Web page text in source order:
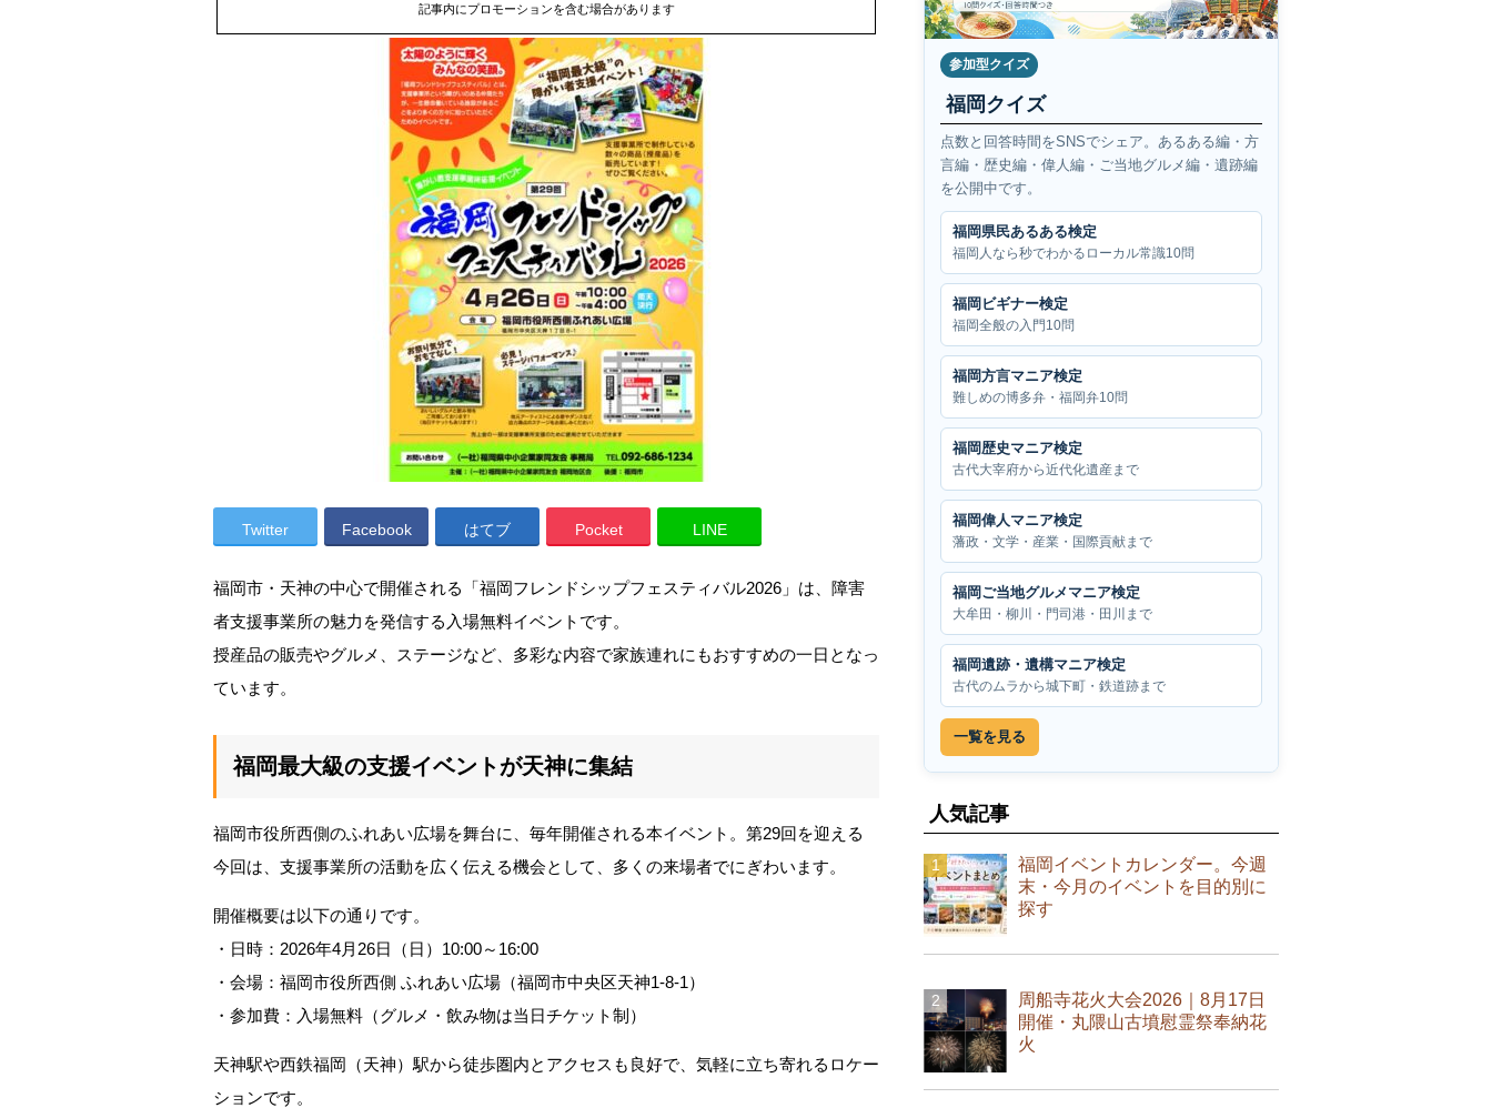
記事内にプロモーションを含む場合があります
Twitter Facebook はてブ Pocket LINE
福岡市・天神の中心で開催される「福岡フレンドシップフェスティバル2026」は、障害
者支援事業所の魅力を発信する入場無料イベントです。
授産品の販売やグルメ、ステージなど、多彩な内容で家族連れにもおすすめの一日となっ
ています。
福岡最大級の支援イベントが天神に集結
福岡市役所西側のふれあい広場を舞台に、毎年開催される本イベント。第29回を迎える
今回は、支援事業所の活動を広く伝える機会として、多くの来場者でにぎわいます。
開催概要は以下の通りです。
・日時：2026年4月26日（日）10:00～16:00
・会場：福岡市役所西側 ふれあい広場（福岡市中央区天神1-8-1）
・参加費：入場無料（グルメ・飲み物は当日チケット制）
天神駅や西鉄福岡（天神）駅から徒歩圏内とアクセスも良好で、気軽に立ち寄れるロケー
ションです。
参加型クイズ
福岡クイズ
点数と回答時間をSNSでシェア。あるある編・方
言編・歴史編・偉人編・ご当地グルメ編・遺跡編
を公開中です。
福岡県民あるある検定
福岡人なら秒でわかるローカル常識10問
福岡ビギナー検定
福岡全般の入門10問
福岡方言マニア検定
難しめの博多弁・福岡弁10問
福岡歴史マニア検定
古代大宰府から近代化遺産まで
福岡偉人マニア検定
藩政・文学・産業・国際貢献まで
福岡ご当地グルメマニア検定
大牟田・柳川・門司港・田川まで
福岡遺跡・遺構マニア検定
古代のムラから城下町・鉄道跡まで
一覧を見る
人気記事
福岡イベントカレンダー。今週
末・今月のイベントを目的別に
探す
周船寺花火大会2026｜8月17日
開催・丸隈山古墳慰霊祭奉納花
火